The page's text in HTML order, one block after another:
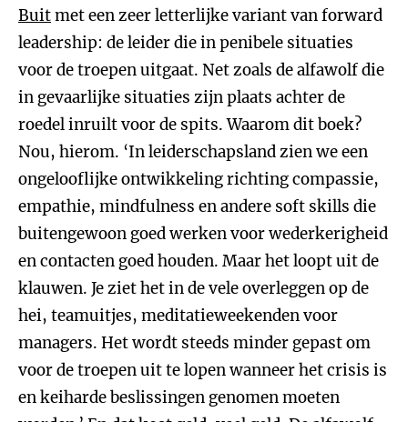
Buitmet een zeer letterlijke variant van forward
leadership: de leider die in penibele situaties
voor de troepen uitgaat. Net zoals de alfawolf die
in gevaarlijke situaties zijn plaats achter de
roedel inruilt voor de spits. Waarom dit boek?
Nou, hierom. ‘In leiderschapsland zien we een
ongelooflijke ontwikkeling richting compassie,
empathie, mindfulness en andere soft skills die
buitengewoon goed werken voor wederkerigheid
en contacten goed houden. Maar het loopt uit de
klauwen. Je ziet het in de vele overleggen op de
hei, teamuitjes, meditatieweekenden voor
managers. Het wordt steeds minder gepast om
voor de troepen uit te lopen wanneer het crisis is
en keiharde beslissingen genomen moeten